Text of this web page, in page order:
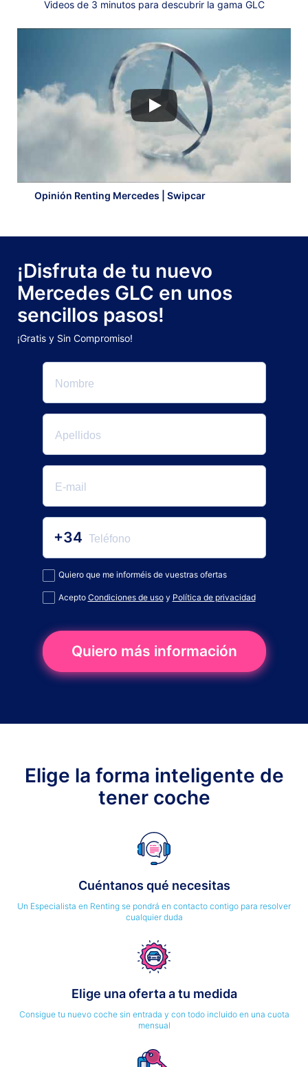
Videos de 3 minutos para descubrir la gama GLC
Opinión Renting Mercedes | Swipcar
¡Disfruta de tu nuevo
Mercedes GLC en unos
sencillos pasos!
¡Gratis y Sin Compromiso!
+34
Quiero que me informéis de vuestras ofertas
Acepto Condiciones de usoy Política de privacidad
Quiero más información
Elige la forma inteligente de
tener coche
Cuéntanos qué necesitas
Un Especialista en Renting se pondrá en contacto contigo para resolver
cualquier duda
Elige una oferta a tu medida
Consigue tu nuevo coche sin entrada y con todo incluido en una cuota
mensual